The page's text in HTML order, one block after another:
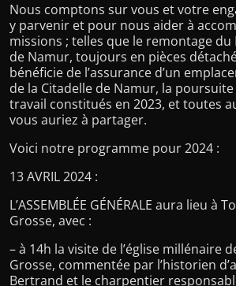
Nous comptons sur vous et votre
y parvenir et pour nous aider à
missions ; telles que le remontage du
de Namur, toujours en pièces
bénéficie de l’assurance d’un
de la Citadelle de Namur, la
travail constitués en 2023, et toutes
vous auriez à partager.
Voici notre programme pour 2024 :
13 AVRIL 2024 :
L’ASSEMBLÉE GÉNÉRALE aura lieu à
Grosse, avec :
– à 14h la visite de l’église millénaire
Grosse, commentée par l’historien
Bertrand et le charpentier